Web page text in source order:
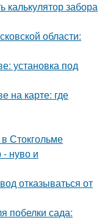
калькулятор забора
области:
установка под
на карте: где
Стокгольме
нуво и
отказываться от
побелки сада: